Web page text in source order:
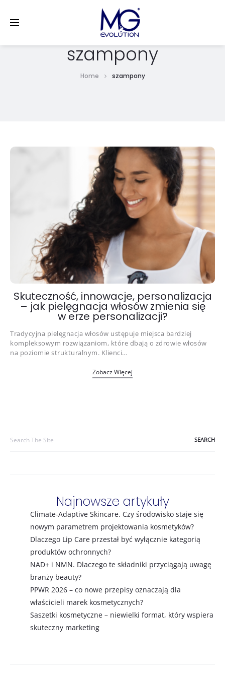
szampony
Home szampony
Skuteczność, innowacje, personalizacja
– jak pielęgnacja włosów zmienia się
w erze personalizacji?
Tradycyjna pielęgnacja włosów ustępuje miejsca bardziej
kompleksowym rozwiązaniom, które dbają o zdrowie włosów
na poziomie strukturalnym. Klienci…
Zobacz Więcej
Najnowsze artykuły
Climate-Adaptive Skincare. Czy środowisko staje się
nowym parametrem projektowania kosmetyków?
Dlaczego Lip Care przestał być wyłącznie kategorią
produktów ochronnych?
NAD+ i NMN. Dlaczego te składniki przyciągają uwagę
branży beauty?
PPWR 2026 – co nowe przepisy oznaczają dla
właścicieli marek kosmetycznych?
Saszetki kosmetyczne – niewielki format, który wspiera
skuteczny marketing